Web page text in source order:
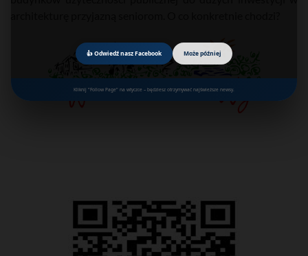
👍 Odwiedź nasz Facebook Może później
Kliknij "Follow Page" na wtyczce – będziesz otrzymywać najświeższe newsy.